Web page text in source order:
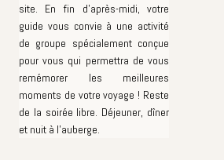
site. En fin d'après-midi, votre
guide vous convie à une activité
de groupe spécialement conçue
pour vous qui permettra de vous
remémorer les meilleures
moments de votre voyage ! Reste
de la soirée libre. Déjeuner, dîner
et nuit à l'auberge.